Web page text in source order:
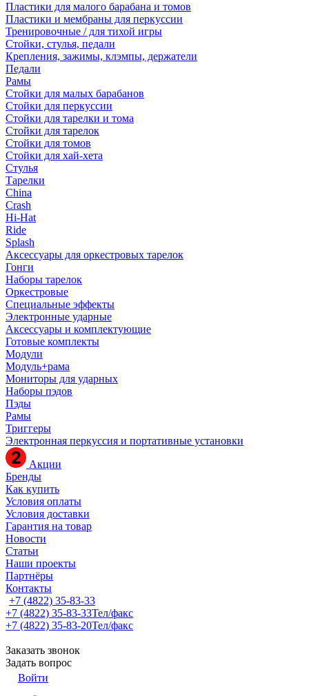
Пластики для малого барабана и томов
Пластики и мембраны для перкуссии
Тренировочные / для тихой игры
Стойки, стулья, педали
Крепления, зажимы, клэмпы, держатели
Педали
Рамы
Стойки для малых барабанов
Стойки для перкуссии
Стойки для тарелки и тома
Стойки для тарелок
Стойки для томов
Стойки для хай-хета
Стулья
Тарелки
China
Crash
Hi-Hat
Ride
Splash
Аксессуары для оркестровых тарелок
Гонги
Наборы тарелок
Оркестровые
Специальные эффекты
Электронные ударные
Аксессуары и комплектующие
Готовые комплекты
Модули
Модуль+рама
Мониторы для ударных
Наборы пэдов
Пэды
Рамы
Триггеры
Электронная перкуссия и портативные установки
Акции
Бренды
Как купить
Условия оплаты
Условия доставки
Гарантия на товар
Новости
Статьи
Наши проекты
Партнёры
Контакты
+7 (4822) 35-83-33
+7 (4822) 35-83-33Тел/факс
+7 (4822) 35-83-20Тел/факс
Заказать звонок
Задать вопрос
Войти